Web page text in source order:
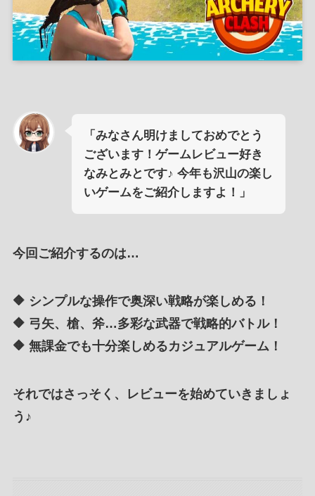
「みなさん明けましておめでとう
ございます！ゲームレビュー好き
なみとみとです♪ 今年も沢山の楽し
いゲームをご紹介しますよ！」
今回ご紹介するのは…
🔶 シンプルな操作で奥深い戦略が楽しめる！
🔶 弓矢、槍、斧…多彩な武器で戦略的バトル！
🔶 無課金でも十分楽しめるカジュアルゲーム！
それではさっそく、レビューを始めていきましょ
う♪